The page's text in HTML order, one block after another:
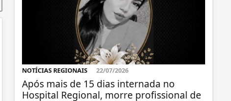
NOTÍCIAS REGIONAIS 22/07/2026
Após mais de 15 dias internada no
Hospital Regional, morre profissional de